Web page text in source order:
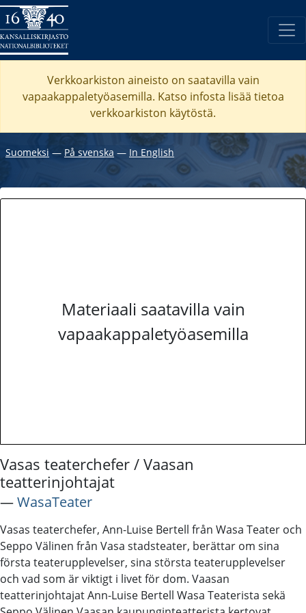
Verkkoarkiston aineisto on saatavilla vain
vapaakappaletyöasemilla. Katso infosta lisää tietoa
verkkoarkiston käytöstä.
Suomeksi ― På svenska ― In English
Materiaali saatavilla vain
vapaakappaletyöasemilla
Vasas teaterchefer / Vaasan
teatterinjohtajat
―WasaTeater
Vasas teaterchefer, Ann-Luise Bertell från Wasa Teater och
Seppo Välinen från Vasa stadsteater, berättar om sina
första teaterupplevelser, sina största teaterupplevelser
och vad som är viktigt i livet för dom. Vaasan
teatterinjohtajat Ann-Luise Bertell Wasa Teaterista sekä